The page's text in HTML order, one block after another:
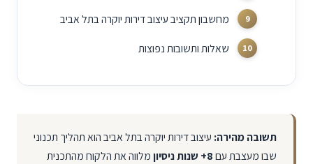
מחשבון תקציב עיצוב דירות יוקרה בתל אביב
שאלות ותשובות נפוצות
תשובה מהירה: עיצוב דירות יוקרה בתל אביב הוא תהליך תכנוני
שבו מעצבת עם8+ שנות ניסיון
מלווה את הלקוח מהתכנית